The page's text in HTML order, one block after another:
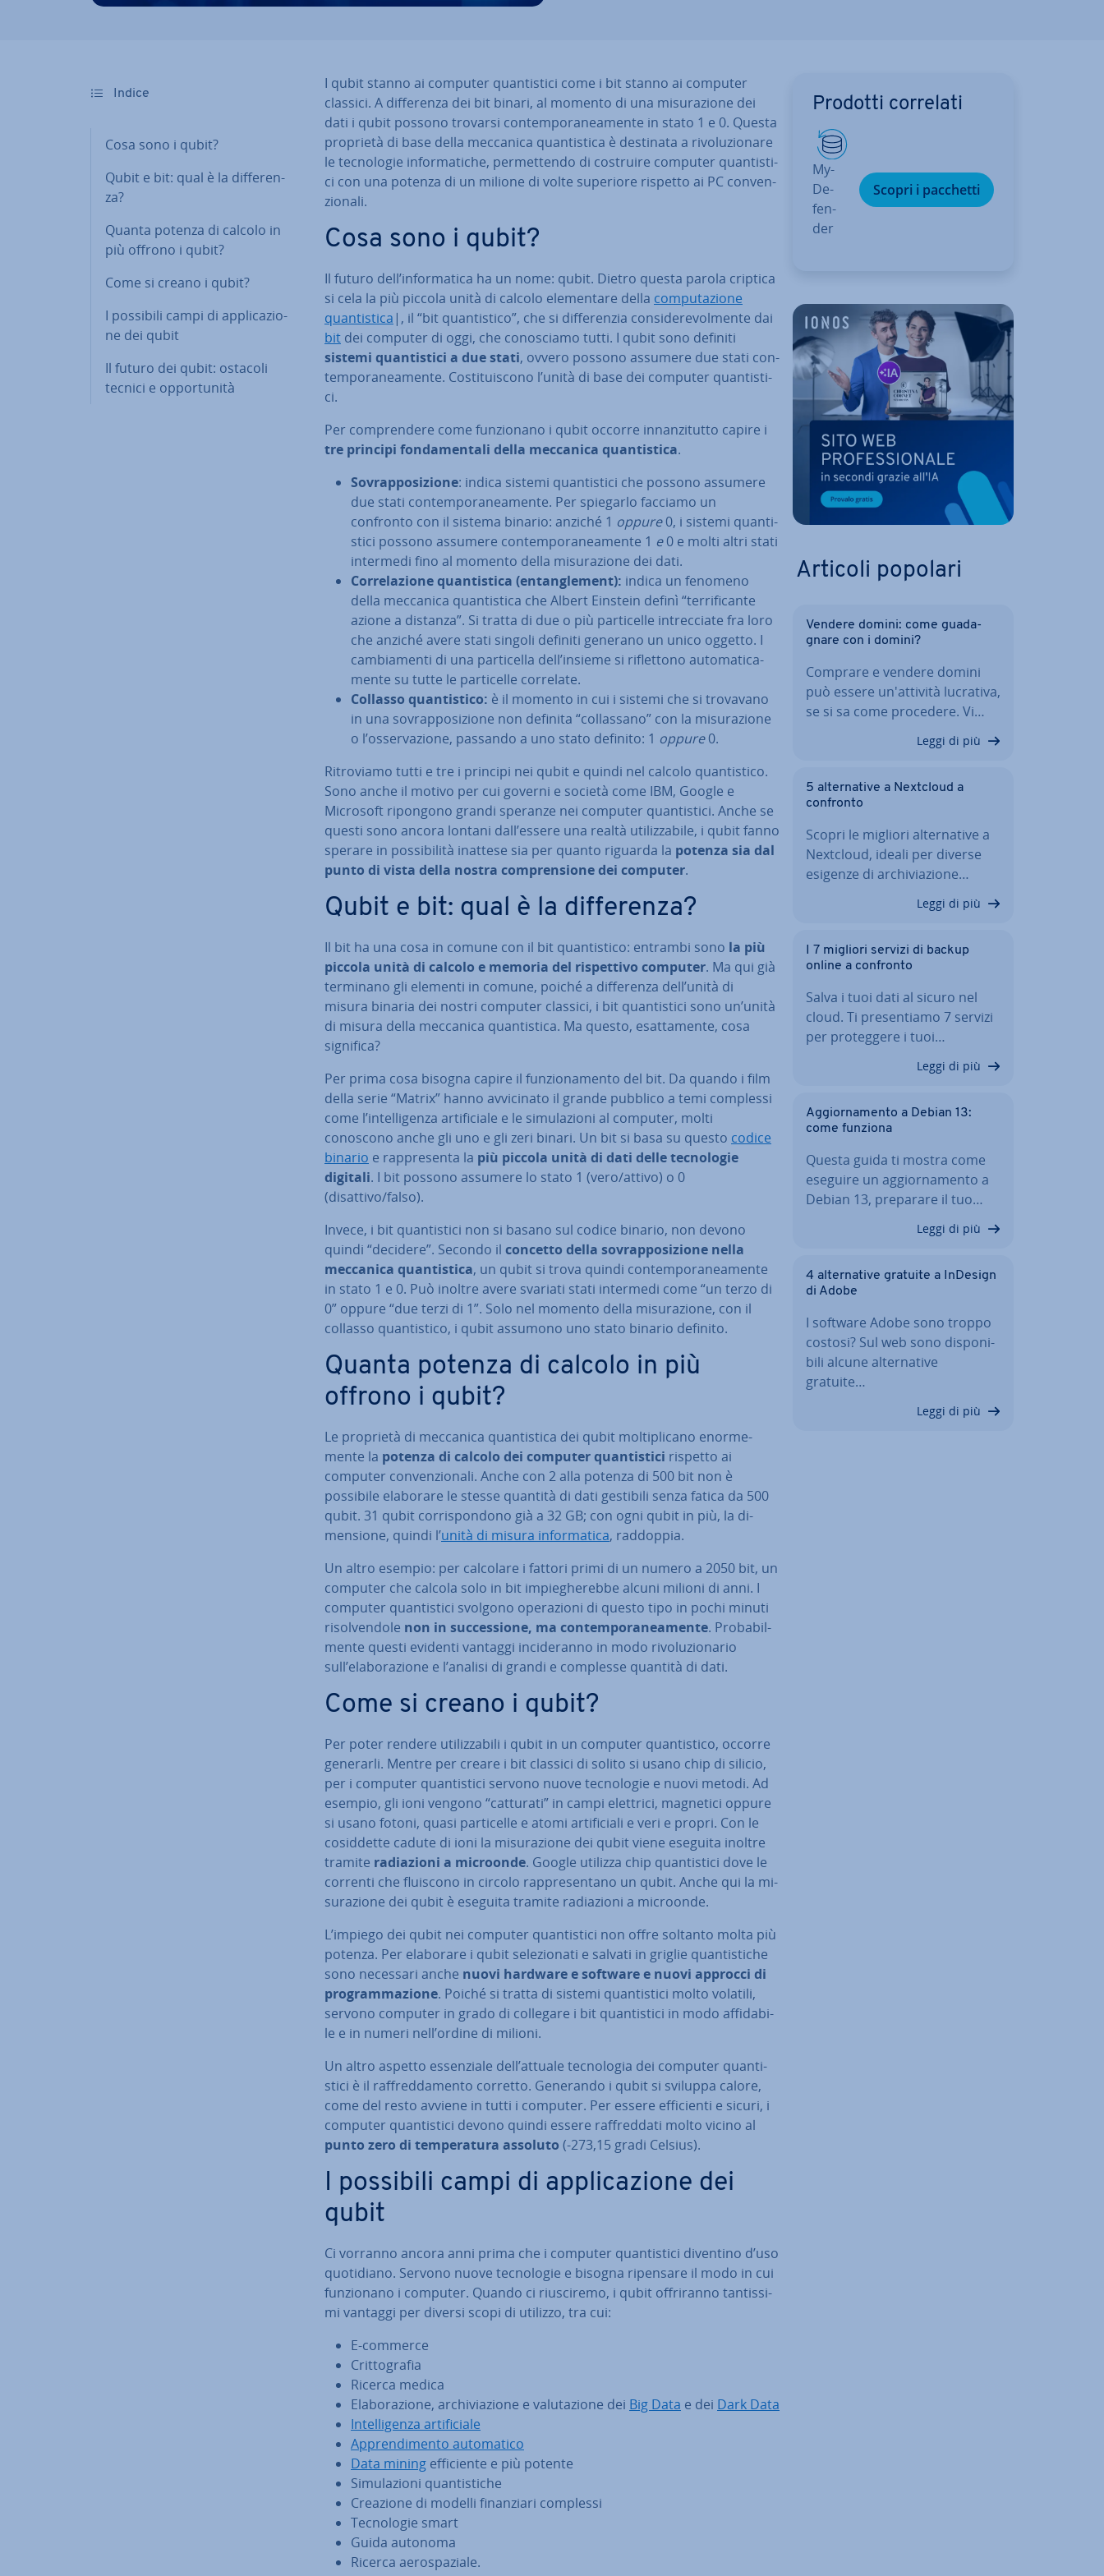
Indice
Cosa sono i qubit?
Qubit e bit: qual è la dif­fe­ren­
za?
Quanta potenza di calcolo in
più offrono i qubit?
Come si creano i qubit?
I possibili campi di ap­pli­ca­zio­
ne dei qubit
Il futuro dei qubit: ostacoli
tecnici e op­por­tu­ni­tà
I qubit stanno ai computer quan­ti­sti­ci come i bit stanno ai computer
classici. A dif­fe­ren­za dei bit binari, al momento di una mi­su­ra­zio­ne dei
dati i qubit possono trovarsi con­tem­po­ra­nea­men­te in stato 1 e 0. Questa
proprietà di base della meccanica quan­ti­sti­ca è destinata a ri­vo­lu­zio­na­re
le tec­no­lo­gie in­for­ma­ti­che, per­met­ten­do di costruire computer quan­ti­sti­
ci con una potenza di un milione di volte superiore rispetto ai PC con­ven­
zio­na­li.
Cosa sono i qubit?
Il futuro dell’in­for­ma­ti­ca ha un nome: qubit. Dietro questa parola criptica
si cela la più piccola unità di calcolo ele­men­ta­re della com­pu­ta­zio­ne
quan­ti­sti­ca |, il “bit quan­ti­sti­co”, che si dif­fe­ren­zia con­si­de­re­vol­men­te dai
bit dei computer di oggi, che co­no­scia­mo tutti. I qubit sono definiti
sistemi quan­ti­sti­ci a due stati, ovvero possono assumere due stati con­
tem­po­ra­nea­men­te. Co­sti­tui­sco­no l’unità di base dei computer quan­ti­sti­
ci.
Per com­pren­de­re come fun­zio­na­no i qubit occorre in­nan­zi­tut­to capire i
tre principi fon­da­men­ta­li della meccanica quan­ti­sti­ca.
So­vrap­po­si­zio­ne: indica sistemi quan­ti­sti­ci che possono assumere
due stati con­tem­po­ra­nea­men­te. Per spiegarlo facciamo un
confronto con il sistema binario: anziché 1 oppure0, i sistemi quan­ti­
sti­ci possono assumere con­tem­po­ra­nea­men­te 1 e0 e molti altri stati
intermedi fino al momento della mi­su­ra­zio­ne dei dati.
Cor­re­la­zio­ne quan­ti­sti­ca (en­tan­gle­ment): indica un fenomeno
della meccanica quan­ti­sti­ca che Albert Einstein definì “ter­ri­fi­can­te
azione a distanza”. Si tratta di due o più par­ti­cel­le in­trec­cia­te fra loro
che anziché avere stati singoli definiti generano un unico oggetto. I
cam­bia­men­ti di una par­ti­cel­la dell’insieme si ri­flet­to­no au­to­ma­ti­ca­
men­te su tutte le par­ti­cel­le correlate.
Collasso quan­ti­sti­co: è il momento in cui i sistemi che si trovavano
in una so­vrap­po­si­zio­ne non definita “col­las­sa­no” con la mi­su­ra­zio­ne
o l’os­ser­va­zio­ne, passando a uno stato definito: 1 oppure0.
Ri­tro­via­mo tutti e tre i principi nei qubit e quindi nel calcolo quan­ti­sti­co.
Sono anche il motivo per cui governi e società come IBM, Google e
Microsoft ripongono grandi speranze nei computer quan­ti­sti­ci. Anche se
questi sono ancora lontani dall’essere una realtà uti­liz­za­bi­le, i qubit fanno
sperare in pos­si­bi­li­tà inattese sia per quanto riguarda la potenza sia dal
punto di vista della nostra com­pren­sio­ne dei computer.
Qubit e bit: qual è la dif­fe­ren­za?
Il bit ha una cosa in comune con il bit quan­ti­sti­co: entrambi sono la più
piccola unità di calcolo e memoria del ri­spet­ti­vo computer. Ma qui già
terminano gli elementi in comune, poiché a dif­fe­ren­za dell’unità di
misura binaria dei nostri computer classici, i bit quan­ti­sti­ci sono un’unità
di misura della meccanica quan­ti­sti­ca. Ma questo, esat­ta­men­te, cosa
significa?
Per prima cosa bisogna capire il fun­zio­na­men­to del bit. Da quando i film
della serie “Matrix” hanno av­vi­ci­na­to il grande pubblico a temi complessi
come l’in­tel­li­gen­za ar­ti­fi­cia­le e le si­mu­la­zio­ni al computer, molti
conoscono anche gli uno e gli zeri binari. Un bit si basa su questo codice
binario e rap­pre­sen­ta la più piccola unità di dati delle tec­no­lo­gie
digitali. I bit possono assumere lo stato 1 (vero/attivo) o 0
(disattivo/falso).
Invece, i bit quan­ti­sti­ci non si basano sul codice binario, non devono
quindi “decidere”. Secondo il concetto della so­vrap­po­si­zio­ne nella
meccanica quan­ti­sti­ca, un qubit si trova quindi con­tem­po­ra­nea­men­te
in stato 1 e 0. Può inoltre avere svariati stati intermedi come “un terzo di
0” oppure “due terzi di 1”. Solo nel momento della mi­su­ra­zio­ne, con il
collasso quan­ti­sti­co, i qubit assumono uno stato binario definito.
Quanta potenza di calcolo in più
offrono i qubit?
Le proprietà di meccanica quan­ti­sti­ca dei qubit mol­ti­pli­ca­no enor­me­
men­te la potenza di calcolo dei computer quan­ti­sti­ci rispetto ai
computer con­ven­zio­na­li. Anche con 2 alla potenza di 500 bit non è
possibile elaborare le stesse quantità di dati gestibili senza fatica da 500
qubit. 31 qubit cor­ri­spon­do­no già a 32 GB; con ogni qubit in più, la di­
men­sio­ne, quindi l’unità di misura in­for­ma­ti­ca, raddoppia.
Un altro esempio: per calcolare i fattori primi di un numero a 2050 bit, un
computer che calcola solo in bit im­pie­ghe­reb­be alcuni milioni di anni. I
computer quan­ti­sti­ci svolgono ope­ra­zio­ni di questo tipo in pochi minuti
ri­sol­ven­do­le non in suc­ces­sio­ne, ma con­tem­po­ra­nea­men­te. Pro­ba­bil­
men­te questi evidenti vantaggi in­ci­de­ran­no in modo ri­vo­lu­zio­na­rio
sull’ela­bo­ra­zio­ne e l’analisi di grandi e complesse quantità di dati.
Come si creano i qubit?
Per poter rendere uti­liz­za­bi­li i qubit in un computer quan­ti­sti­co, occorre
generarli. Mentre per creare i bit classici di solito si usano chip di silicio,
per i computer quan­ti­sti­ci servono nuove tec­no­lo­gie e nuovi metodi. Ad
esempio, gli ioni vengono “catturati” in campi elettrici, magnetici oppure
si usano fotoni, quasi par­ti­cel­le e atomi ar­ti­fi­cia­li e veri e propri. Con le
co­sid­det­te cadute di ioni la mi­su­ra­zio­ne dei qubit viene eseguita inoltre
tramite ra­dia­zio­ni a microonde. Google utilizza chip quan­ti­sti­ci dove le
correnti che fluiscono in circolo rap­pre­sen­ta­no un qubit. Anche qui la mi­
su­ra­zio­ne dei qubit è eseguita tramite ra­dia­zio­ni a microonde.
L’impiego dei qubit nei computer quan­ti­sti­ci non offre soltanto molta più
potenza. Per elaborare i qubit se­le­zio­na­ti e salvati in griglie quan­ti­sti­che
sono necessari anche nuovi hardware e software e nuovi approcci di
pro­gram­ma­zio­ne. Poiché si tratta di sistemi quan­ti­sti­ci molto volatili,
servono computer in grado di collegare i bit quan­ti­sti­ci in modo af­fi­da­bi­
le e in numeri nell’ordine di milioni.
Un altro aspetto es­sen­zia­le dell’attuale tec­no­lo­gia dei computer quan­ti­
sti­ci è il raf­fred­da­men­to corretto. Generando i qubit si sviluppa calore,
come del resto avviene in tutti i computer. Per essere ef­fi­cien­ti e sicuri, i
computer quan­ti­sti­ci devono quindi essere raf­fred­da­ti molto vicino al
punto zero di tem­pe­ra­tu­ra assoluto (-273,15 gradi Celsius).
I possibili campi di ap­pli­ca­zio­ne dei
qubit
Ci vorranno ancora anni prima che i computer quan­ti­sti­ci diventino d’uso
quo­ti­dia­no. Servono nuove tec­no­lo­gie e bisogna ripensare il modo in cui
fun­zio­na­no i computer. Quando ci riu­sci­re­mo, i qubit of­fri­ran­no tan­tis­si­
mi vantaggi per diversi scopi di utilizzo, tra cui:
E-commerce
Crit­to­gra­fia
Ricerca medica
Ela­bo­ra­zio­ne, ar­chi­via­zio­ne e va­lu­ta­zio­ne dei Big Data e dei Dark Data
In­tel­li­gen­za ar­ti­fi­cia­le
Ap­pren­di­men­to au­to­ma­ti­co
Data mining ef­fi­cien­te e più potente
Si­mu­la­zio­ni quan­ti­sti­che
Creazione di modelli fi­nan­zia­ri complessi
Tec­no­lo­gie smart
Guida autonoma
Ricerca ae­ro­spa­zia­le.
Prodotti correlati
My­
De­
fen­
der
Scopri i pacchetti
Articoli popolari
Vendere domini: come gua­da­
gna­re con i domini?
Comprare e vendere domini
può essere un'at­ti­vi­tà lucrativa,
se si sa come procedere. Vi…
Leggi di più
5 al­ter­na­ti­ve a Nextcloud a
confronto
Scopri le migliori al­ter­na­ti­ve a
Nextcloud, ideali per diverse
esigenze di ar­chi­via­zio­ne…
Leggi di più
I 7 migliori servizi di backup
online a confronto
Salva i tuoi dati al sicuro nel
cloud. Ti pre­sen­tia­mo 7 servizi
per pro­teg­ge­re i tuoi…
Leggi di più
Ag­gior­na­men­to a Debian 13:
come funziona
Questa guida ti mostra come
eseguire un ag­gior­na­men­to a
Debian 13, preparare il tuo…
Leggi di più
4 al­ter­na­ti­ve gratuite a InDesign
di Adobe
I software Adobe sono troppo
costosi? Sul web sono di­spo­ni­
bi­li alcune al­ter­na­ti­ve
gratuite…
Leggi di più